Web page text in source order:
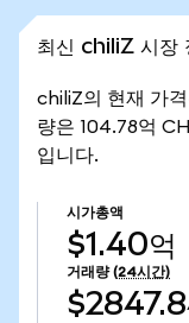
최신 chiliZ 시장
chiliZ의 현재 가
량은 104.78억
입니다.
시가총액
$1.40억
거래량 (24시간)